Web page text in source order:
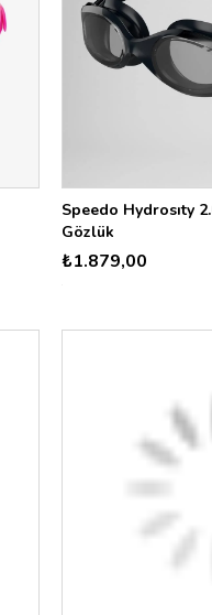
Speedo Hydrosıty
Gözlük
₺1.879,00